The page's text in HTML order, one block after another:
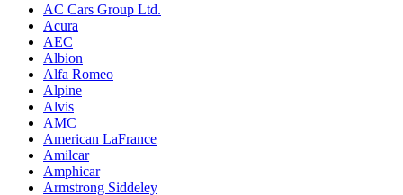
AC Cars Group Ltd.
Acura
AEC
Albion
Alfa Romeo
Alpine
Alvis
AMC
American LaFrance
Amilcar
Amphicar
Armstrong Siddeley